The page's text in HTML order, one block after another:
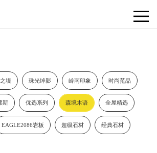
境 珠光绰影 岭南印象 时尚范品
斯 优选系列 森境木语 全屋精选
EAGLE2086岩板 超级石材 经典石材